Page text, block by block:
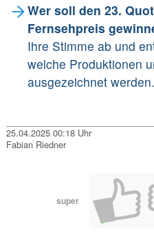
Wer soll den 23.
Fernsehpreis
Ihre Stimme ab und
welche Produktionen
ausgezeichnet werden.
25.04.2025 00:18 Uhr
Fabian Riedner
super